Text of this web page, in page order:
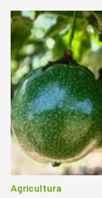
R$
Agricultura